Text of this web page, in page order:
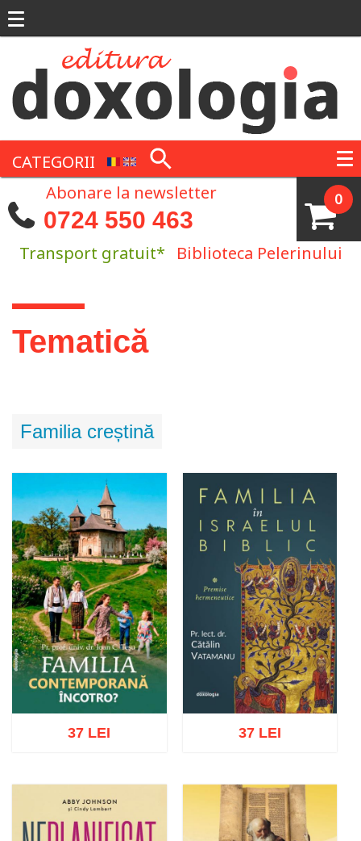
CATEGORII
0
Abonare la newsletter
0724 550 463
Transport gratuit* Biblioteca Pelerinului
Eşti aici
Tematică
Familia creștină
Adaugă în coș Wishlist
37 LEI
Adaugă în coș Wishlist
37 LEI